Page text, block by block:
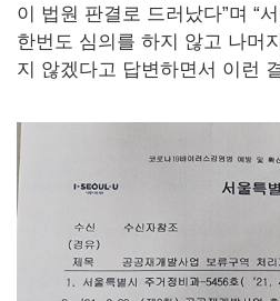
이 법원 판결로 드러났다”며 “
한번도 심의를 하지 않고 나머
지 않겠다고 답변하면서 이런